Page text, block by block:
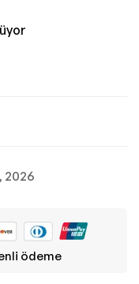
2026
ödeme